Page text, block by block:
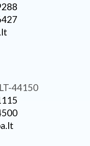
44150